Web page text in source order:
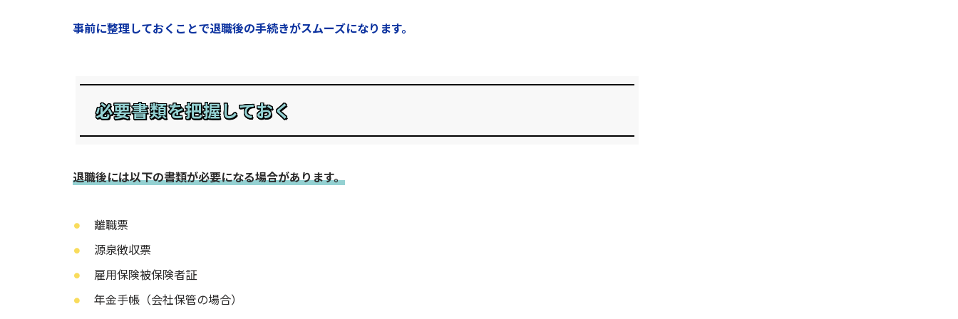
事前に整理しておくことで退職後の手続きがスムーズになります。
必要書類を把握しておく
退職後には以下の書類が必要になる場合があります。
離職票
源泉徴収票
雇用保険被保険者証
年金手帳（会社保管の場合）